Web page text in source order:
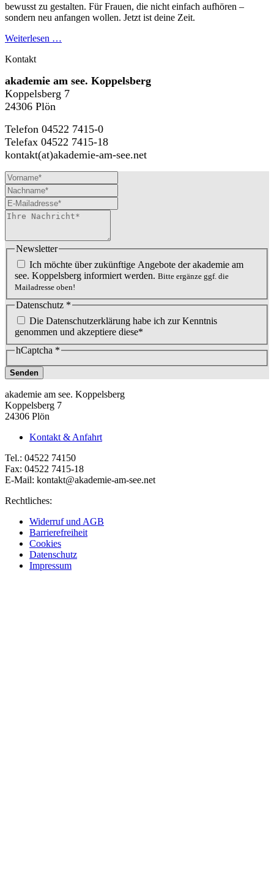
bewusst zu gestalten. Für Frauen, die nicht einfach aufhören –
sondern neu anfangen wollen. Jetzt ist deine Zeit.
Weiterlesen …
Kontakt
akademie am see. Koppelsberg
Koppelsberg 7
24306 Plön
Telefon 04522 7415-0
Telefax 04522 7415-18
kontakt(at)akademie-am-see.net
Newsletter
Ich möchte über zukünftige Angebote der akademie am
see. Koppelsberg informiert werden. Bitte ergänze ggf. die
Mailadresse oben!
Datenschutz *
Die Datenschutzerklärung habe ich zur Kenntnis
genommen und akzeptiere diese*
hCaptcha *
Senden
akademie am see. Koppelsberg
Koppelsberg 7
24306 Plön
Kontakt & Anfahrt
Tel.: 04522 74150
Fax: 04522 7415-18
E-Mail: kontakt@akademie-am-see.net
Rechtliches:
Widerruf und AGB
Barrierefreiheit
Cookies
Datenschutz
Impressum